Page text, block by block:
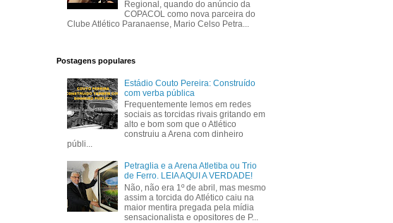
Regional, quando do anúncio da
COPACOL como nova parceira do
Clube Atlético Paranaense, Mario Celso Petra...
Postagens populares
Estádio Couto Pereira: Construído
com verba pública
Frequentemente lemos em redes
sociais as torcidas rivais gritando em
alto e bom som que o Atlético
construiu a Arena com dinheiro
públi...
Petraglia e a Arena Atletiba ou Trio
de Ferro. LEIA AQUI A VERDADE!
Não, não era 1º de abril, mas mesmo
assim a torcida do Atlético caiu na
maior mentira pregada pela mídia
sensacionalista e opositores de P...